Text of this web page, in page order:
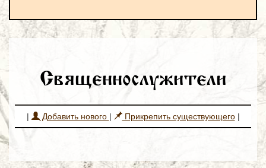
Священнослужители
| Добавить нового | Прикрепить существующего|